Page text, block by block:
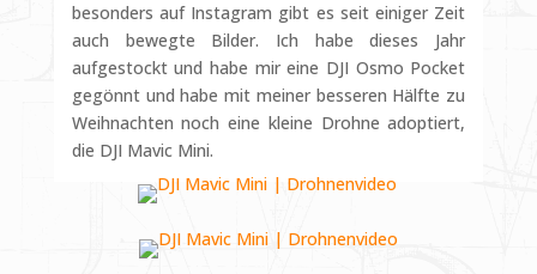
besonders auf Instagram gibt es seit einiger Zeit
auch bewegte Bilder. Ich habe dieses Jahr
aufgestockt und habe mir eine DJI Osmo Pocket
gegönnt und habe mit meiner besseren Hälfte zu
Weihnachten noch eine kleine Drohne adoptiert,
die DJI Mavic Mini.